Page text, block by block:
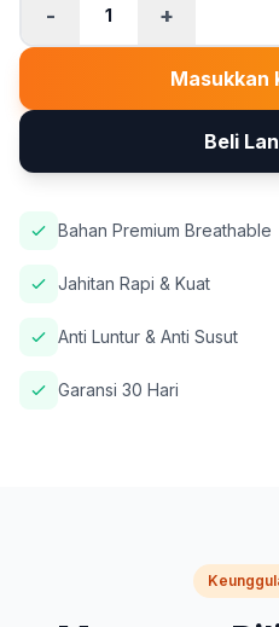
- 1 +
Masukkan
Beli
Bahan Premium Breathable
Jahitan Rapi & Kuat
Anti Luntur & Anti Susut
Garansi 30 Hari